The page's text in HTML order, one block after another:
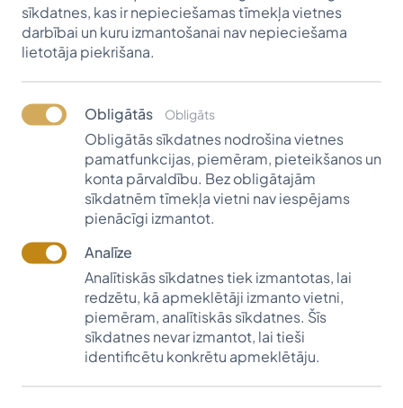
Krūmiņa-Zvaigzne, Arnita Rakstiņa, Baiba Anna Plivča,
Linda Nierliņa, Silva Magone Raitis Pečulis, Katerīna
Strautmane, Ance Āboliņa, Pēteris Puķīte, Sandis
Mauriņš, Arturs Barščevskis, Oskars Krakts, Lāsma
Neiceniece, Māris Harčenko, Ieva Ģērmane, Rota
Kalniņa, Alise Lutinska, Anda Kablukova, Inna Pedane,
Monna Terēze Zeltiņa, Mareks Savickis, Līga Bondare,
Kristīne Irtiševa, Dagnis Vasks, Klāvs Zakevics, Signe
Adamoviča, Olavs Rāciņš, Mārtiņš Lagzdons, Lilita
Bumeistere, Mārtiņš Borodušķis, Elva Eglīte, Lauma
Jokste, Nikolajs Hļevnojs, Rūta Andrejeva, Līvija
Putniece, Andra Lauva-Salnāja, Ieva Šodnaka, Elīna
Martinova, Lauma Šamkina, Laura Bicāne, Gints
Bokums, Zane Timma, Lauma Lueta Spriņģe. Jānis
sīkdatnes, kas ir nepieciešamas tīmekļa vietnes
darbībai un kuru izmantošanai nav nepieciešama
lietotāja piekrišana.
Obligātās Obligāts
Obligātās sīkdatnes nodrošina vietnes
pamatfunkcijas, piemēram, pieteikšanos un
konta pārvaldību. Bez obligātajām
sīkdatnēm tīmekļa vietni nav iespējams
pienācīgi izmantot.
Analīze
Analītiskās sīkdatnes tiek izmantotas, lai
redzētu, kā apmeklētāji izmanto vietni,
piemēram, analītiskās sīkdatnes. Šīs
sīkdatnes nevar izmantot, lai tieši
identificētu konkrētu apmeklētāju.